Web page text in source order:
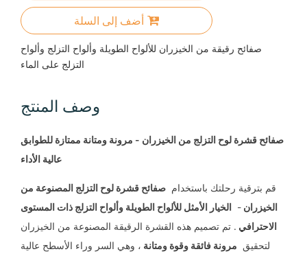
أضف إلى السلة
صفائح رقيقة من الخيزران للألواح الطويلة وألواح التزلج وألواح
التزلج على الماء
وصف المنتج
صفائح قشرة لوح التزلج من الخيزران - مرونة ومتانة ممتازة للطوابق
عالية الأداء
قم بترقية رحلتك باستخدام صفائح قشرة لوح التزلج المصنوعة من
الخيزران - الخيار الأمثل للألواح الطويلة وألواح التزلج ذات المستوى
الاحترافي . تم تصميم هذه القشرة الرقيقة المصنوعة من الخيزران
لتحقيق مرونة فائقة وقوة ومتانة ، وهي السر وراء الأسطح عالية